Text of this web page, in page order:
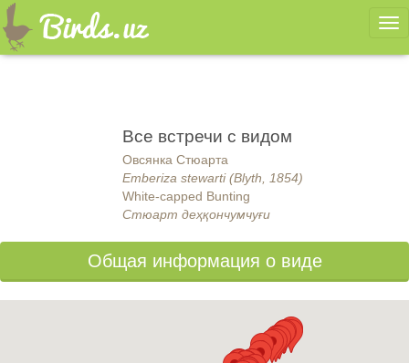
Все встречи с видом
Овсянка Стюарта
Emberiza stewarti (Blyth, 1854)
White-capped Bunting
Стюарт деҳқончумчуғи
Общая информация о виде